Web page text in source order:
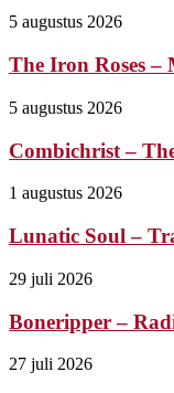
5 augustus 2026
The Iron Roses –
5 augustus 2026
Combichrist –
1 augustus 2026
Lunatic Soul –
29 juli 2026
Boneripper –
27 juli 2026